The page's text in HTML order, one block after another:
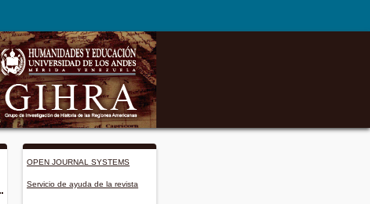
OPEN JOURNAL SYSTEMS
Servicio de ayuda de la revista